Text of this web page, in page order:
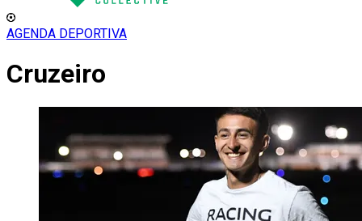
AGENDA DEPORTIVA
Cruzeiro